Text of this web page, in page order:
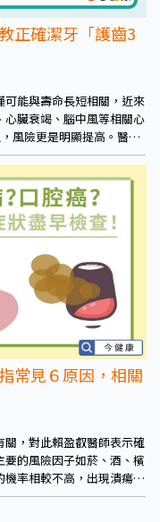
正確潔牙「護齒3
能與壽命長短相關，近來
臟衰竭、腦中風等相關心
風險更是明顯提高。醫師
提醒國人正視口腔健康，
全齡護齒園遊會」，
常見６原因，相關
，對此賴盈叡醫師表示確
的風險因子如菸、酒、檳
率相較不高，出現潰瘍、
的紅斑及白斑。因此牙齦